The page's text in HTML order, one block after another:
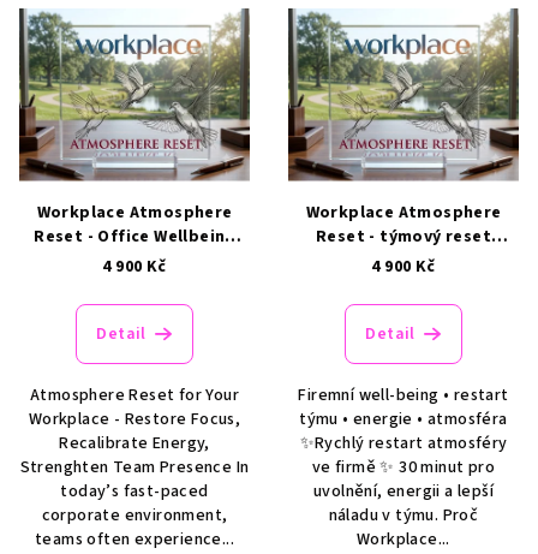
Workplace Atmosphere
Reset - Office Wellbeing
Service
4 900 Kč
Detail
Atmosphere Reset for Your
Workplace - Restore Focus,
Recalibrate Energy,
Strenghten Team Presence In
today’s fast-paced
corporate environment,
teams often experience...
Workplace Atmosphere
Reset - týmový reset
energie a soustředění
4 900 Kč
Detail
Firemní well-being • restart
týmu • energie • atmosféra
✨Rychlý restart atmosféry
ve firmě ✨ 30 minut pro
uvolnění, energii a lepší
náladu v týmu. Proč
Workplace...